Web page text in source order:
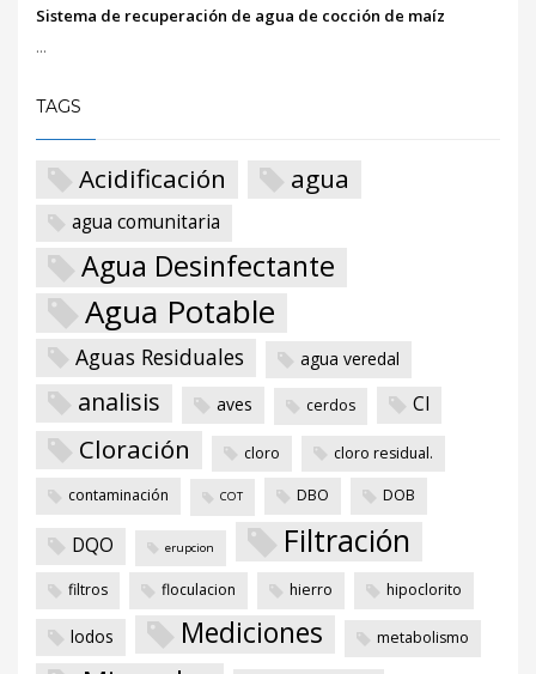
Sistema de recuperación de agua de cocción de maíz
...
TAGS
Acidificación agua
agua comunitaria
Agua Desinfectante
Agua Potable
Aguas Residuales agua veredal
analisis aves cerdos Cl
Cloración cloro cloro residual.
contaminación COT DBO DOB
DQO erupcion Filtración
filtros floculacion hierro hipoclorito
lodos Mediciones metabolismo